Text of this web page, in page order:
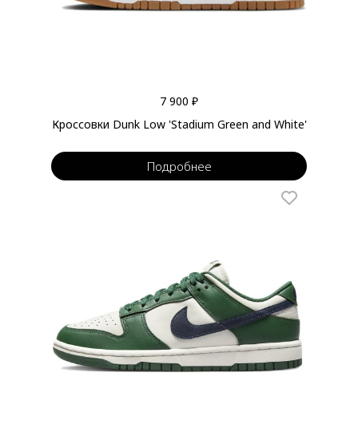
7 900 ₽
Кроссовки Dunk Low 'Stadium Green and White'
Подробнее